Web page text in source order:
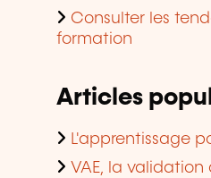
Consulter les
formation
Articles
L'apprentissage
VAE, la